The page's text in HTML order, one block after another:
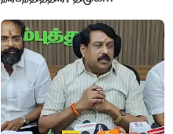
தொடர்கிறோம்”- மதிமுக
எம்.எல்.ஏக்கள் பரபரப்பு பேட்டி